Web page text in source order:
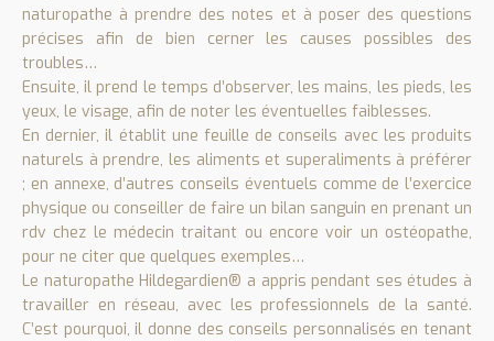
naturopathe à prendre des notes et à poser des questions
précises afin de bien cerner les causes possibles des
troubles…
Ensuite, il prend le temps d’observer, les mains, les pieds, les
yeux, le visage, afin de noter les éventuelles faiblesses.
En dernier, il établit une feuille de conseils avec les produits
naturels à prendre, les aliments et superaliments à préférer
; en annexe, d’autres conseils éventuels comme de l’exercice
physique ou conseiller de faire un bilan sanguin en prenant un
rdv chez le médecin traitant ou encore voir un ostéopathe,
pour ne citer que quelques exemples…
Le naturopathe Hildegardien® a appris pendant ses études à
travailler en réseau, avec les professionnels de la santé.
C’est pourquoi, il donne des conseils personnalisés en tenant